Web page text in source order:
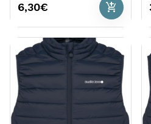
6,30€ add_shopping_cart